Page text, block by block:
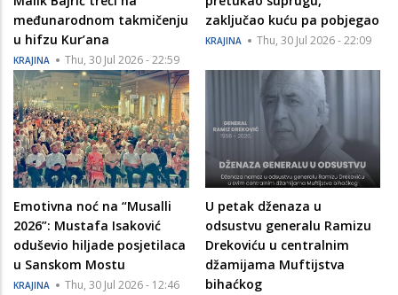
međunarodnom takmičenju
u hifzu Kur’ana
KRAJINA Thu, 30 Jul 2026 - 22:59
zaključao kuću pa pobjegao
KRAJINA Thu, 30 Jul 2026 - 22:09
Emotivna noć na “Musalli
2026”: Mustafa Isaković
oduševio hiljade posjetilaca
u Sanskom Mostu
KRAJINA Thu, 30 Jul 2026 - 12:46
U petak dženaza u
odsustvu generalu Ramizu
Drekoviću u centralnim
džamijama Muftijstva
bihaćkog